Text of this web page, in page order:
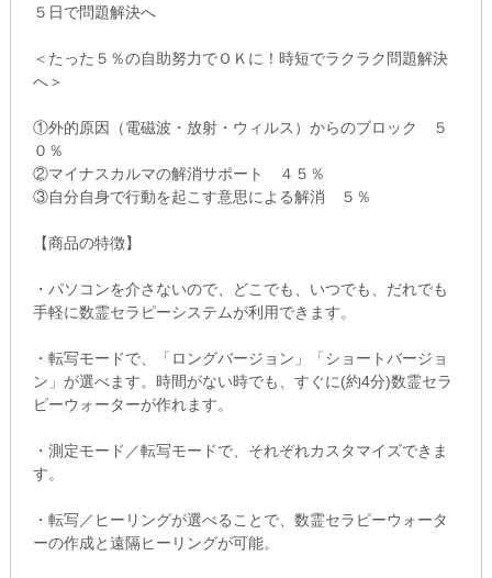
５日で問題解決へ
＜たった５％の自助努力でＯＫに！時短でラクラク問題解決
へ＞
①外的原因（電磁波・放射・ウィルス）からのブロック ５
０％
②マイナスカルマの解消サポート ４５％
③自分自身で行動を起こす意思による解消 ５％
【商品の特徴】
・パソコンを介さないので、どこでも、いつでも、だれでも
手軽に数霊セラピーシステムが利用できます。
・転写モードで、「ロングバージョン」「ショートバージョ
ン」が選べます。時間がない時でも、すぐに(約4分)数霊セラ
ピーウォーターが作れます。
・測定モード／転写モードで、それぞれカスタマイズできま
す。
・転写／ヒーリングが選べることで、数霊セラピーウォータ
ーの作成と遠隔ヒーリングが可能。